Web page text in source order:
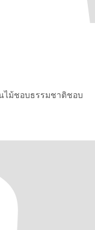
ไม้ชอบธรรมชาติชอบ